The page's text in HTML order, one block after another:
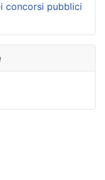
concorsi pubblici